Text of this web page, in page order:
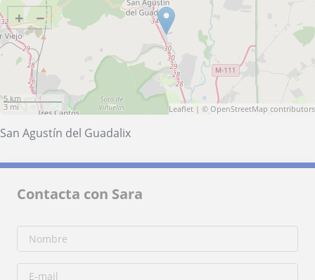
+ −
5 km
3 mi
Leaflet | © OpenStreetMap contributors
San Agustín del Guadalix
Contacta con Sara